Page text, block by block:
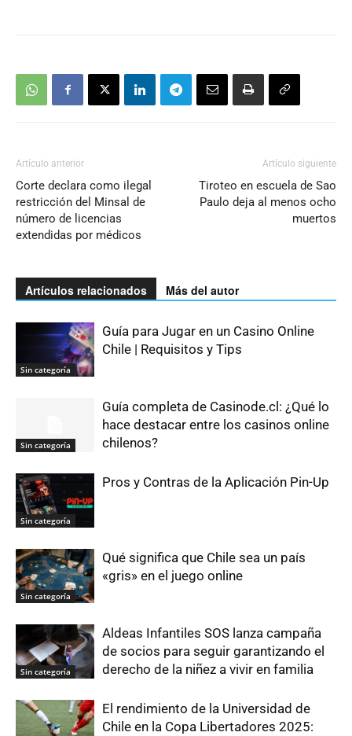
Artículo anterior
Corte declara como ilegal
restricción del Minsal de
número de licencias
extendidas por médicos
Artículo siguiente
Tiroteo en escuela de Sao
Paulo deja al menos ocho
muertos
Artículos relacionados Más del autor
Sin categoría
Guía para Jugar en un Casino Online
Chile | Requisitos y Tips
Sin categoría
Guía completa de Casinode.cl: ¿Qué lo
hace destacar entre los casinos online
chilenos?
Sin categoría
Pros y Contras de la Aplicación Pin-Up
Sin categoría
Qué significa que Chile sea un país
«gris» en el juego online
Sin categoría
Aldeas Infantiles SOS lanza campaña
de socios para seguir garantizando el
derecho de la niñez a vivir en familia
El rendimiento de la Universidad de
Chile en la Copa Libertadores 2025: